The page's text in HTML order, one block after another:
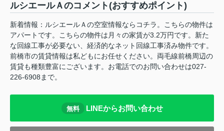
ルシエールＡのコメント(おすすめポイント)
新着情報：ルシエールＡの空室情報ならコチラ。こちらの物件は
アパートです。こちらの物件は月々の家賃が3.2万円です。新た
な回線工事が必要ない、経済的なネット回線工事済み物件です。
前橋市の賃貸情報は私どもにお任せください。両毛線前橋周辺の
賃貸も種類豊富にございます。お電話でのお問い合わせは027-
226-6908まで。
無料 LINEからお問い合わせ